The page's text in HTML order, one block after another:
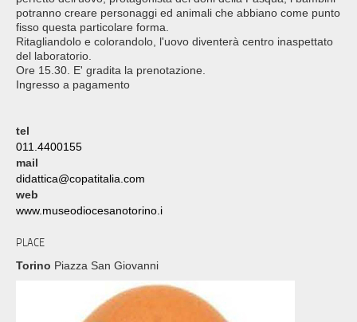
potranno creare personaggi ed animali che abbiano come punto
fisso questa particolare forma.
Ritagliandolo e colorandolo, l'uovo diventerà centro inaspettato
del laboratorio.
Ore 15.30. E' gradita la prenotazione.
Ingresso a pagamento
tel
011.4400155
mail
didattica@copatitalia.com
web
www.museodiocesanotorino.i
PLACE
Torino Piazza San Giovanni